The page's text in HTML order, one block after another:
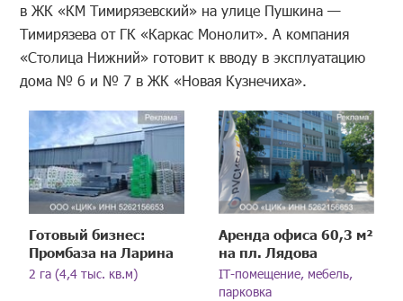
в ЖК «КМ Тимирязевский» на улице Пушкина —
Тимирязева от ГК «Каркас Монолит». А компания
«Столица Нижний» готовит к вводу в эксплуатацию
дома № 6 и № 7 в ЖК «Новая Кузнечиха».
Готовый бизнес:
Промбаза на Ларина
2 га (4,4 тыс. кв.м)
Аренда офиса 60,3 м²
на пл. Лядова
IT-помещение, мебель,
парковка